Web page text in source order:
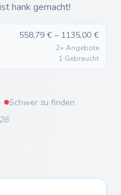
hank gemacht!
558,79 € – 1135,00 €
2+ Angebote
1 Gebraucht
Schwer zu finden